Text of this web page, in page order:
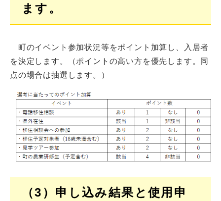
ます。
町のイベント参加状況等をポイント加算し、入居者
を決定します。（ポイントの高い方を優先します。同
点の場合は抽選します。）
（3）申し込み結果と使用申